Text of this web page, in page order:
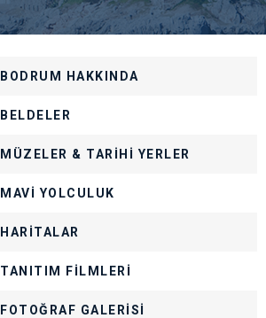
BODRUM HAKKINDA
BELDELER
MÜZELER & TARİHİ YERLER
MAVİ YOLCULUK
HARİTALAR
TANITIM FİLMLERİ
FOTOĞRAF GALERİSİ